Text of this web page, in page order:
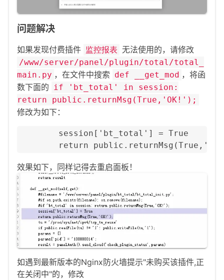
问题解决
如果发现付费插件 监控报表 无法使用的，请修改
/www/server/panel/plugin/total/total_
main.py ，在文件中搜索 def __get_mod ，将函
数下面的 if 'bt_total' in session:
return public.returnMsg(True,'OK!');
修改为如下：
        session['bt_total'] = True
return
效果如下，同样记得去重启面板！
如遇到最新版本的Nginx防火墙提示"未购买该插件,正
在关闭中"的，修改